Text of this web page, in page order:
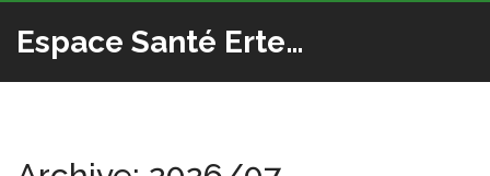
Espace Santé Ertedis